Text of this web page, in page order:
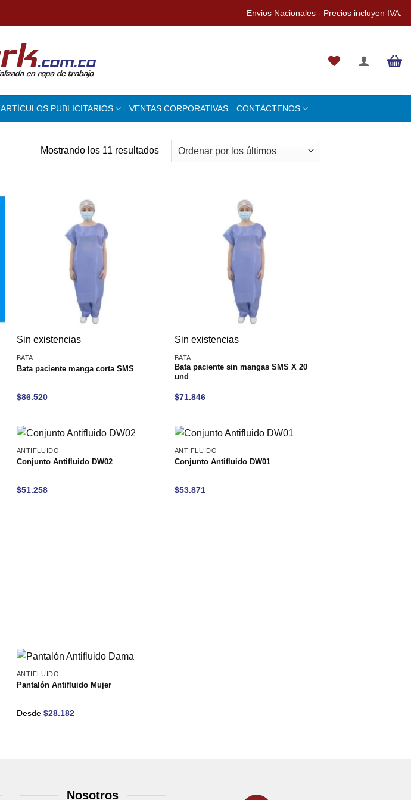
Envios Nacionales - Precios incluyen IVA.
ARTÍCULOS PUBLICITARIOS VENTAS CORPORATIVAS CONTÁCTENOS
Mostrando los 11 resultadosOrdenado
por
Sin existencias
BATA
Bata paciente manga corta SMS
$86.520
Sin existencias
BATA
Bata paciente sin mangas SMS X 20
und
$71.846
ANTIFLUIDO
Conjunto Antifluido DW02
$51.258
ANTIFLUIDO
Conjunto Antifluido DW01
$53.871
ANTIFLUIDO
Pantalón Antifluido Mujer
Desde $28.182
Nosotros